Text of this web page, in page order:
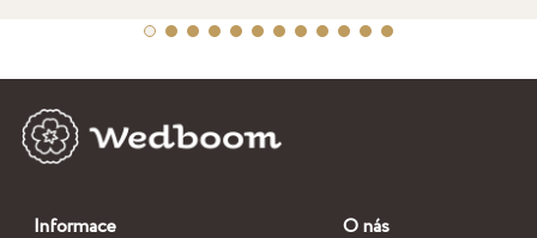
Informace O nás